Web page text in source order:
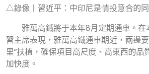
△錄像丨習近平：中印尼是情投意合的
雅萬高鐵將于本年8月定期通車。在
習主席表現，雅萬高鐵通車期近，兩邊
里”扶植，確保項目高尺度、高東西的品
加快度。